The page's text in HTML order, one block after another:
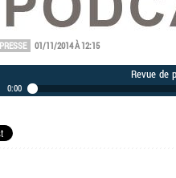
01/11/2014 À 12:15
Revue de
0:00